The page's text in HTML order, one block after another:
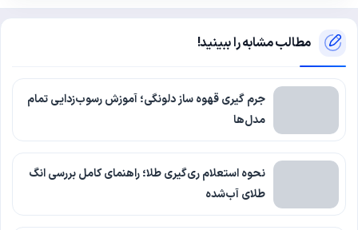
مطالب مشابه را ببینید!
جرم گیری قهوه ساز دلونگی؛ آموزش رسوب‌زدایی تمام
مدل‌ها
نحوه استعلام ری‌گیری طلا؛ راهنمای کامل بررسی انگ
طلای آب‌شده